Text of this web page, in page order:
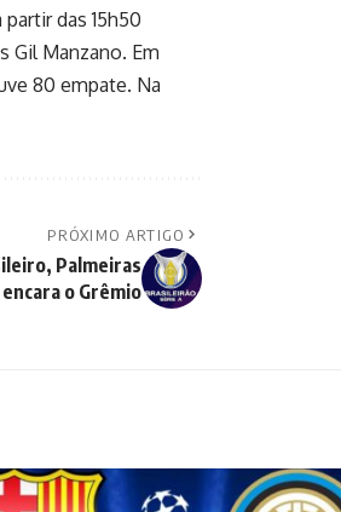
das 15h50
Gil Manzano. Em
80 empate. Na
PRÓXIMO ARTIGO
Palmeiras
encara o Grêmio